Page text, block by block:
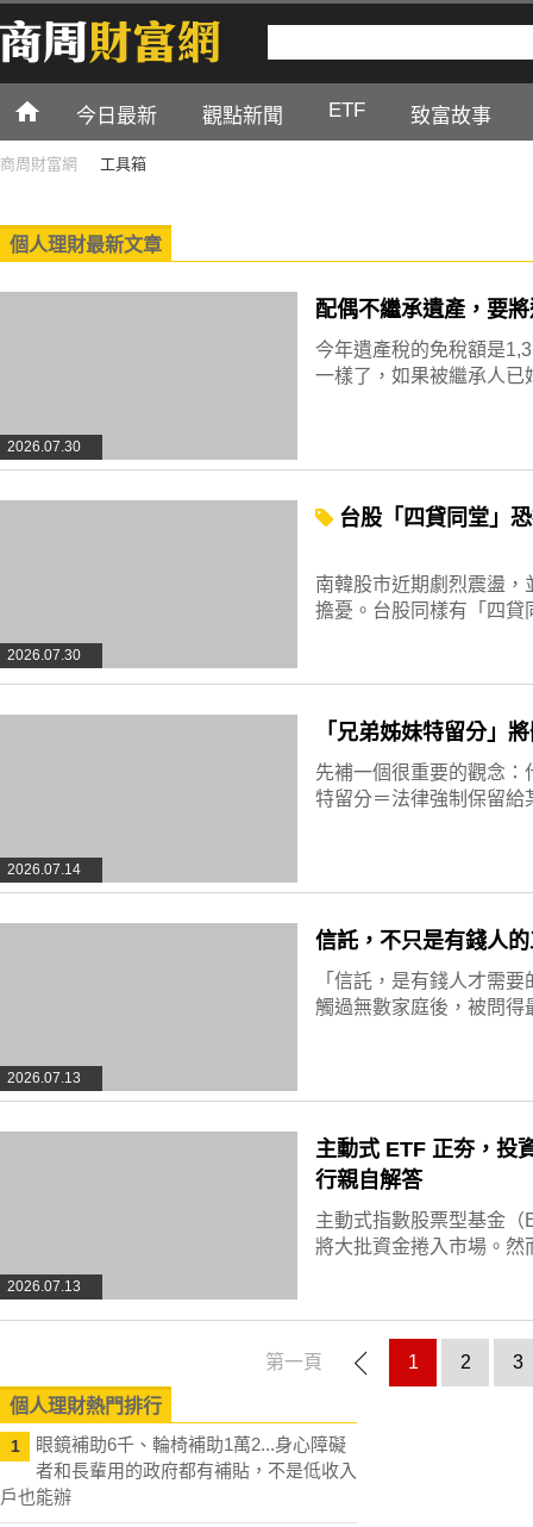
今日最新 觀點新聞 ETF 致富故事
商周財富網 工具箱
個人理財最新文章
2026.07.30
配偶不繼承遺產，要
今年遺產稅的免稅額是
一樣了，如果被繼承人已
2026.07.30
台股「四貸同堂」
南韓股市近期劇烈震盪
擔憂。台股同樣有「四貸
2026.07.14
「兄弟姊妹特留分」
先補一個很重要的觀念
特留分＝法律強制保留給
2026.07.13
信託，不只是有錢人
「信託，是有錢人才需
觸過無數家庭後，被問得
2026.07.13
主動式 ETF 正夯，投
行親自解答
主動式指數股票型基金
將大批資金捲入市場。然
第一頁 1 2 3
個人理財熱門排行
1
眼鏡補助6千、輪椅補助1萬2...身心障礙
者和長輩用的政府都有補貼，不是低收入
戶也能辦